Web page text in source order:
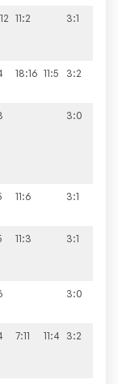
11:2 3:1
18:16 11:5 3:2
3:0
11:6 3:1
11:3 3:1
3:0
7:11 11:4 3:2